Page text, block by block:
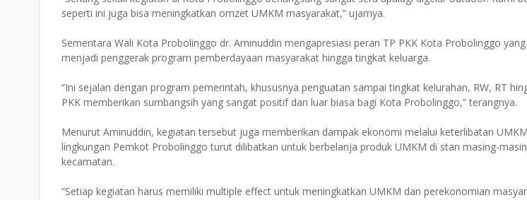
seperti ini juga bisa meningkatkan omzet UMKM masyarakat,” ujarnya.
Sementara Wali Kota Probolinggo dr. Aminuddin mengapresiasi peran TP PKK Kota Probolinggo
menjadi penggerak program pemberdayaan masyarakat hingga tingkat keluarga.
“Ini sejalan dengan program pemerintah, khususnya penguatan sampai tingkat kelurahan, RW, RT
PKK memberikan sumbangsih yang sangat positif dan luar biasa bagi Kota Probolinggo,” terangnya.
Menurut Aminuddin, kegiatan tersebut juga memberikan dampak ekonomi melalui keterlibatan
lingkungan Pemkot Probolinggo turut dilibatkan untuk berbelanja produk UMKM di stan masing-
kecamatan.
“Setiap kegiatan harus memiliki multiple effect untuk meningkatkan UMKM dan perekonomian